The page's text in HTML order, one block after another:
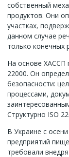
собственный
продуктов. Они
участках,
данном случае
только конечных
На основе ХАССП
22000. Он
безопасности:
процессами,
Структурно ISO
В Украине с
предприятий
требовали